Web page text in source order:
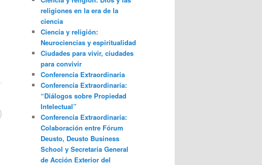
religiones en la era de la
ciencia
Ciencia y religión:
Neurociencias y espiritualidad
Ciudades para vivir, ciudades
para convivir
Conferencia Extraordinaria
Conferencia Extraordinaria:
“Diálogos sobre Propiedad
Intelectual”
Conferencia Extraordinaria:
Colaboración entre Fórum
Deusto, Deusto Business
School y Secretaría General
de Acción Exterior del